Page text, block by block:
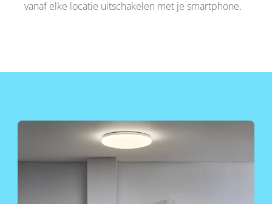
vanaf elke locatie uitschakelen met je smartphone.